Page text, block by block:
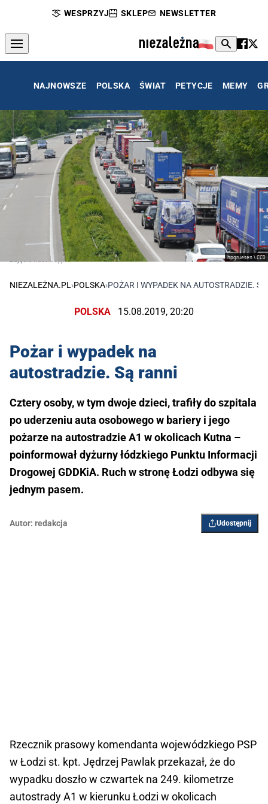
WESPRZYJ SKLEP NEWSLETTER
NAJNOWSZE POLSKA ŚWIAT PETYCJE MEMY
hpgruesen \ CC0
zdjęcie ilustracyjne
NIEZALEŻNA.PL›POLSKA›POŻAR I WYPADEK NA AUTOSTRADZIE.
POLSKA 15.08.2019, 20:20
Pożar i wypadek na
autostradzie. Są ranni
Cztery osoby, w tym dwoje dzieci, trafiły do szpitala
po uderzeniu auta osobowego w bariery i jego
pożarze na autostradzie A1 w okolicach Kutna –
poinformował dyżurny łódzkiego Punktu Informacji
Drogowej GDDKiA. Ruch w stronę Łodzi odbywa się
jednym pasem.
Autor: redakcja Udostępnij
Rzecznik prasowy komendanta wojewódzkiego PSP
w Łodzi st. kpt. Jędrzej Pawlak przekazał, że do
wypadku doszło w czwartek na 249. kilometrze
autostrady A1 w kierunku Łodzi w okolicach